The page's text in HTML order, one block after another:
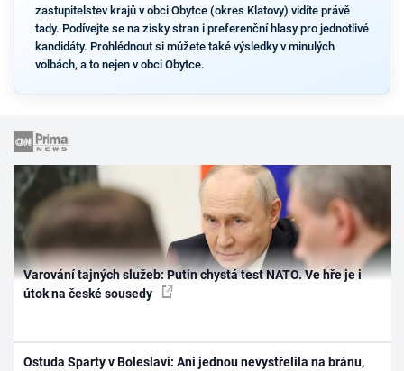
zastupitelstev krajů v obci Obytce (okres Klatovy) vidíte právě
tady. Podívejte se na zisky stran i preferenční hlasy pro jednotlivé
kandidáty. Prohlédnout si můžete také výsledky v minulých
volbách, a to nejen v obci Obytce.
Varování tajných služeb: Putin chystá test NATO. Ve hře je i
útok na české sousedy
Ostuda Sparty v Boleslavi: Ani jednou nevystřelila na bránu,